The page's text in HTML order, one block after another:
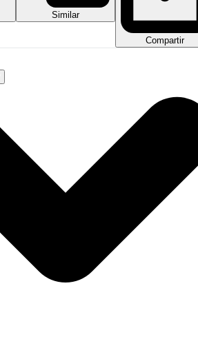
Similar
Compartir